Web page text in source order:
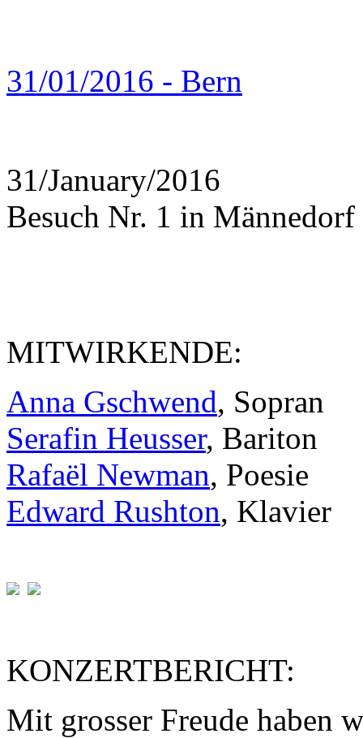
31/01/2016 - Bern
31/January/2016
Besuch Nr. 1 in Männedorf
MITWIRKENDE:
Anna Gschwend, Sopran
Serafin Heusser, Bariton
Rafaël Newman, Poesie
Edward Rushton, Klavier
KONZERTBERICHT:
Mit grosser Freude haben